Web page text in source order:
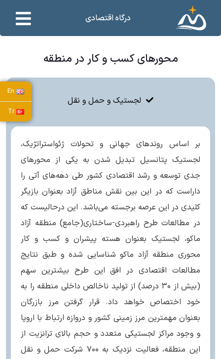
درگاه اقتصادی
En
Tr
محورهای کسب و کار در منطقه
لجستیک و حمل و نقل
بر اساس روندهای جهانی و تحولات ژئواستراتژیک،
لجستیک پتانسیل تبدیل شدن به یکی از محورهای
جدی توسعه و رشد اقتصادی کشور طی دهه‌­های آتی را
داراست که در این بین نقش مناطق آزاد بعنوان بازیگر
کلیدی در این عرصه برجسته می‌باشد. این درحالیست که
در مطالعات طرح راهبردی-ساختاری(جامع) منطقه آزاد
ماکو، لجستیک بعنوان هسته پیشران و کسب و کار
محوری منطقه آزاد ماکو شناسایی شده و طبق نتایج
مطالعات اقتصادی در افق این طرح بیشترین سهم
(بیش از ۳۰ درصد) از تولید ناخالص داخلی منطقه را به
خود اختصاص خواهد داد. قرار گرفتن مرز بازرگان
بعنوان مهمترین مرز زمینی کشور و دروازه ارتباط با اروپا
و وجود مراکز لجستیکی متعدد و حجم بالای ترانزیت از
این منطقه، فعالیت نزدیک به ۷۰۰ شرکت حمل و نقل